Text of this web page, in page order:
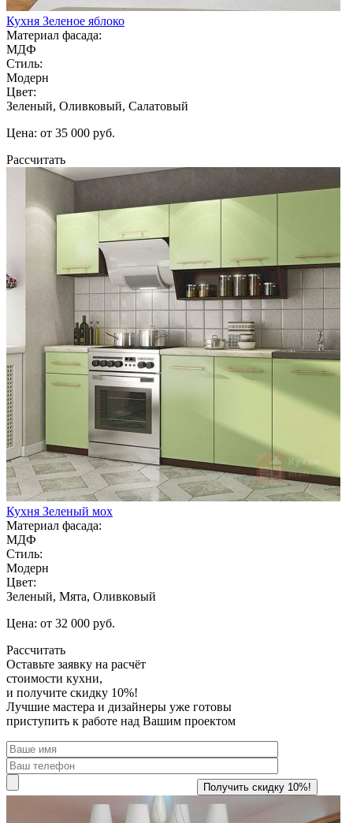
Кухня Зеленое яблоко
Материал фасада:
МДФ
Стиль:
Модерн
Цвет:
Зеленый, Оливковый, Салатовый
Цена: от 35 000 руб.
Рассчитать
Кухня Зеленый мох
Материал фасада:
МДФ
Стиль:
Модерн
Цвет:
Зеленый, Мята, Оливковый
Цена: от 32 000 руб.
Рассчитать
Оставьте заявку на расчёт
стоимости кухни,
и получите скидку 10%!
Лучшие мастера и дизайнеры уже готовы
приступить к работе над Вашим проектом